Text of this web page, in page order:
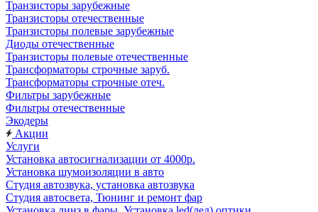
Транзисторы зарубежные
Транзисторы отечественные
Транзисторы полевые зарубежные
Диоды отечественные
Транзисторы полевые отечественные
Трансформаторы строчные заруб.
Трансформаторы строчные отеч.
Фильтры зарубежные
Фильтры отечественные
Экодеры
Акции
Услуги
Установка автосигнализации от 4000р.
Установка шумоизоляции в авто
Студия автозвука, установка автозвука
Студия автосвета, Тюнинг и ремонт фар